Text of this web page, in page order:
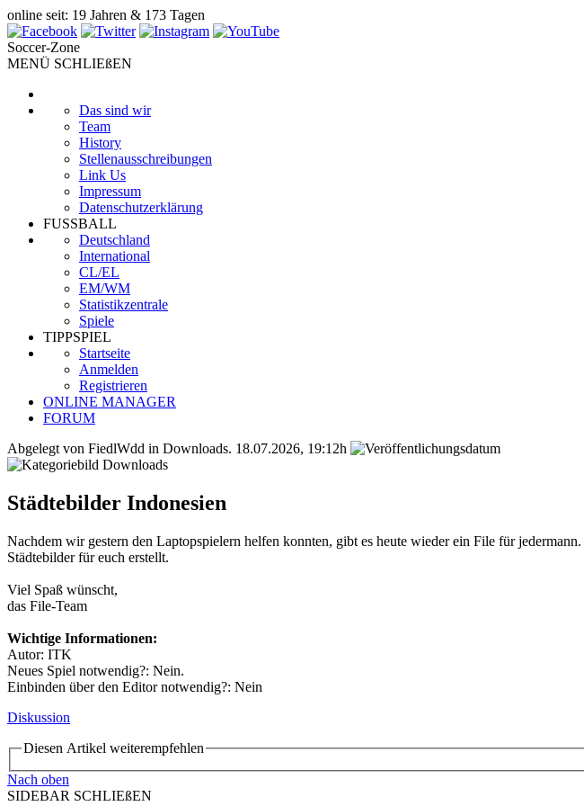
online seit: 19 Jahren & 173 Tagen
Soccer-Zone
MENÜ SCHLIEßEN
Das sind wir
Team
History
Stellenausschreibungen
Link Us
Impressum
Datenschutzerklärung
FUSSBALL
Deutschland
International
CL/EL
EM/WM
Statistikzentrale
Spiele
TIPPSPIEL
Startseite
Anmelden
Registrieren
ONLINE MANAGER
FORUM
Abgelegt von FiedlWdd in Downloads. 18.07.2026, 19:12h
Städtebilder Indonesien
Nachdem wir gestern den Laptopspielern helfen konnten, gibt es heute wieder ein File für
Städtebilder für euch erstellt.
Viel Spaß wünscht,
das File-Team
Wichtige Informationen:
Autor: ITK
Neues Spiel notwendig?: Nein.
Einbinden über den Editor notwendig?: Nein
Diskussion
Diesen Artikel weiterempfehlen
Nach oben
SIDEBAR SCHLIEßEN